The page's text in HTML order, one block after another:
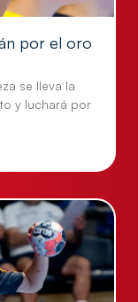
por el oro
se lleva la
y luchará por